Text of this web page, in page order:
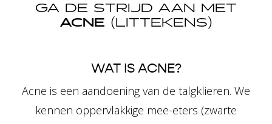
GA DE STRIJD AAN MET
ACNE (LITTEKENS)
WAT IS ACNE?
Acne is een aandoening van de talgklieren. We
kennen oppervlakkige mee-eters (zwarte